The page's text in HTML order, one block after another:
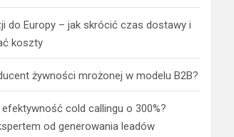
do Europy – jak skrócić czas dostawy i
koszty
żywności mrożonej w modelu B2B?
cold callingu o 300%?
od generowania leadów